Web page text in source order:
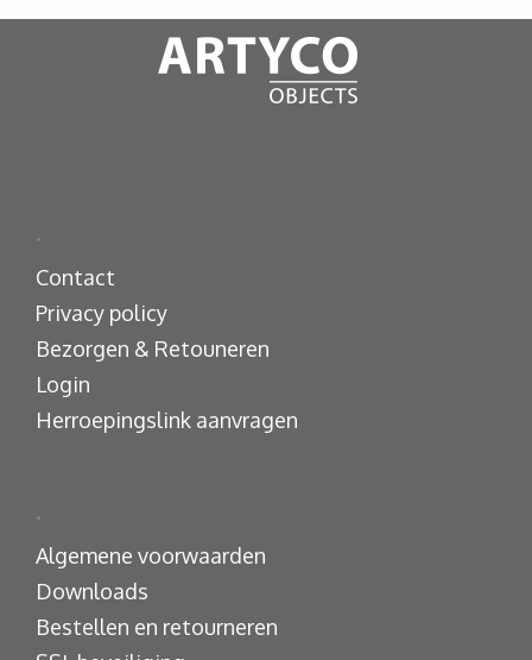
.
Contact
Privacy policy
Bezorgen & Retouneren
Login
Herroepingslink aanvragen
.
Algemene voorwaarden
Downloads
Bestellen en retourneren